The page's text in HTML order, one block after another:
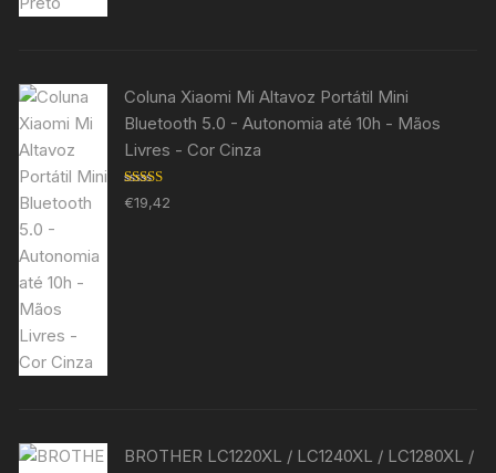
Coluna Xiaomi Mi Altavoz Portátil Mini
Bluetooth 5.0 - Autonomia até 10h - Mãos
Livres - Cor Cinza
Avaliação
5.00de 5
€19,42
BROTHER LC1220XL / LC1240XL / LC1280XL /